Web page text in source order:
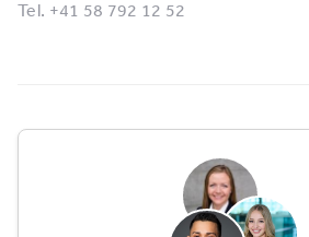
Tel. +41 58 792 12 52